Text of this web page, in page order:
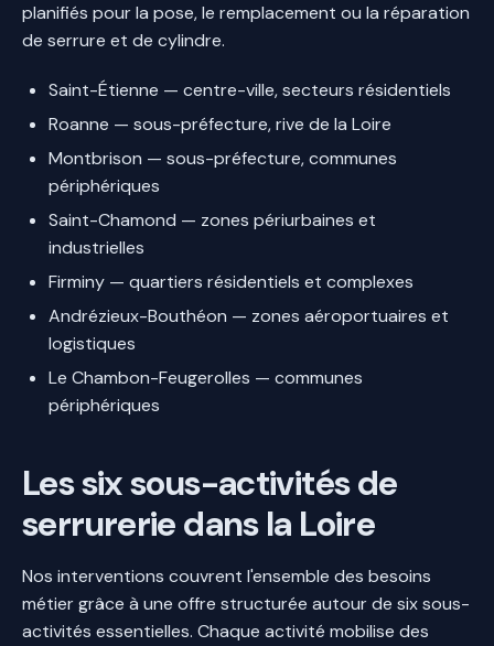
planifiés pour la pose, le remplacement ou la réparation
de serrure et de cylindre.
Saint-Étienne — centre-ville, secteurs résidentiels
Roanne — sous-préfecture, rive de la Loire
Montbrison — sous-préfecture, communes
périphériques
Saint-Chamond — zones périurbaines et
industrielles
Firminy — quartiers résidentiels et complexes
Andrézieux-Bouthéon — zones aéroportuaires et
logistiques
Le Chambon-Feugerolles — communes
périphériques
Les six sous-activités de
serrurerie dans la Loire
Nos interventions couvrent l'ensemble des besoins
métier grâce à une offre structurée autour de six sous-
activités essentielles. Chaque activité mobilise des